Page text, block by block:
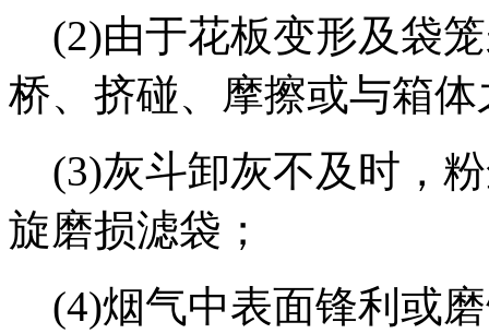
(2)由于花板变形及袋
桥、挤碰、摩擦或与箱
(3)灰斗卸灰不及时，
旋磨损滤袋；
(4)烟气中表面锋利或